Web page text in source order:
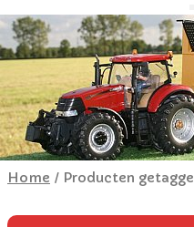
Home / Producten